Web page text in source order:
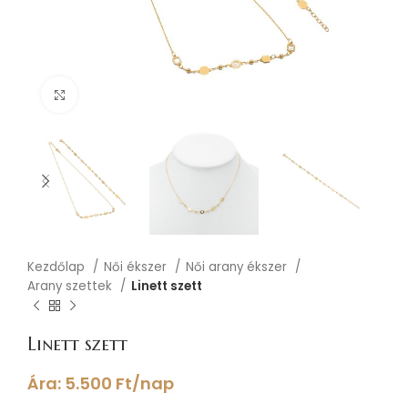
Kezdőlap Női ékszer
Női arany ékszer
Arany szettek
Linett szett
Linett szett
Ára: 5.500 Ft/nap